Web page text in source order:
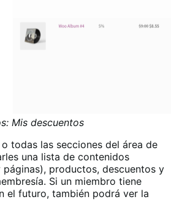
Mis descuentos
todas las secciones del área de
una lista de contenidos
productos, descuentos y
Si un miembro tiene
el futuro, también podrá ver la